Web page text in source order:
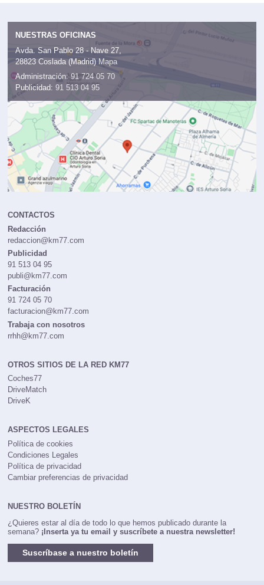
NUESTRAS OFICINAS
Avda. San Pablo 28 - Nave 27,
28823 Coslada (Madrid) Mapa
Administración: 91 724 05 70
Publicidad: 91 513 04 95
CONTACTOS
Redacción
redaccion@km77.com
Publicidad
91 513 04 95
publi@km77.com
Facturación
91 724 05 70
facturacion@km77.com
Trabaja con nosotros
rrhh@km77.com
OTROS SITIOS DE LA RED KM77
Coches77
DriveMatch
DriveK
ASPECTOS LEGALES
Política de cookies
Condiciones Legales
Política de privacidad
Cambiar preferencias de privacidad
NUESTRO BOLETÍN
¿Quieres estar al día de todo lo que hemos publicado durante la
semana? ¡Inserta ya tu email y suscríbete a nuestra newsletter!
Suscríbase a nuestro boletín